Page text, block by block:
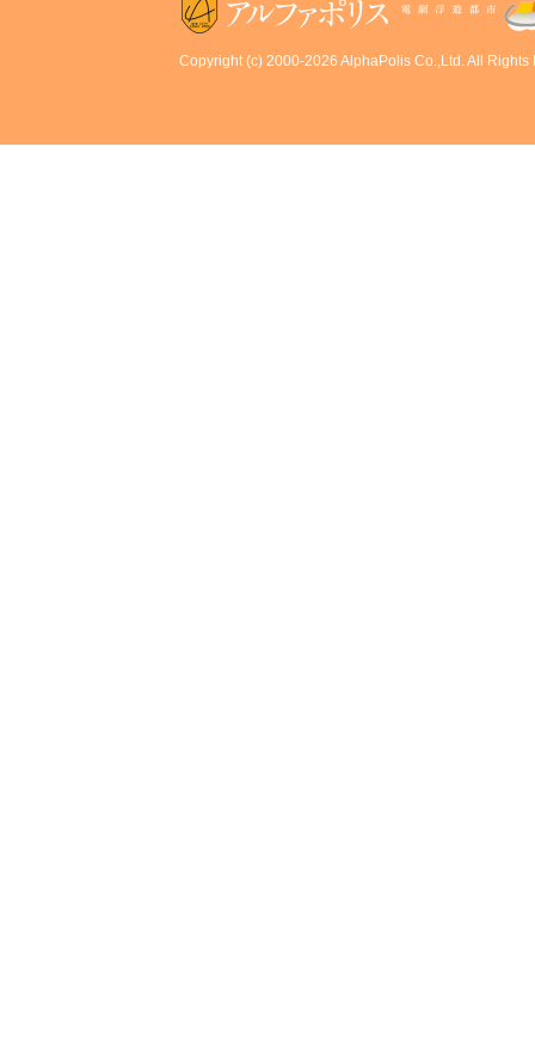
Copyright (c) 2000-2026 AlphaPolis Co.,Ltd. All Rights